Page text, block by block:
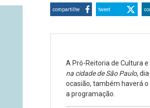
compartilhe tweet
A Pró-Reitoria de Cultura
na cidade de São Paulo,
ocasião, também haverá
a programação.